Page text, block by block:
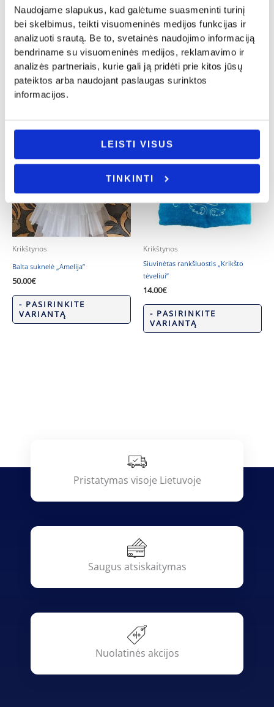
Naudojame slapukus, kad galėtume suasmeninti turinį
bei skelbimus, teikti visuomeninės medijos funkcijas ir
analizuoti srautą. Be to, svetainės naudojimo informaciją
bendriname su visuomeninės medijos, reklamavimo ir
analizės partneriais, kurie gali ją pridėti prie kitos jūsų
pateiktos arba naudojant paslaugas surinktos
informacijos.
LEISTI VISUS
TINKINTI
Smeigtukas į tortą „Meilė yra saldi”
5.00 €
- PASIRINKITE
VARIANTĄ
Kojinių rinkinys „Šauniausio krikšto
tėčio”
25.00 €
- PASIRINKITE
VARIANTĄ
Krikštynos
Balta suknelė „Amelija”
50.00€
- PASIRINKITE
VARIANTĄ
Krikštynos
Siuvinėtas rankšluostis „Krikšto
tėveliui”
14.00€
- PASIRINKITE
VARIANTĄ
Pristatymas visoje Lietuvoje
Saugus atsiskaitymas
Nuolatinės akcijos